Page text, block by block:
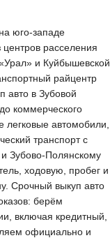
юго-западе
расселения
и Куйбышевской
райцентр
авто в Зубовой
коммерческого
автомобили,
транспорт с
Зубово-Полянскому
ходовую, пробег и
Срочный выкуп авто
берём
включая кредитный,
официально и